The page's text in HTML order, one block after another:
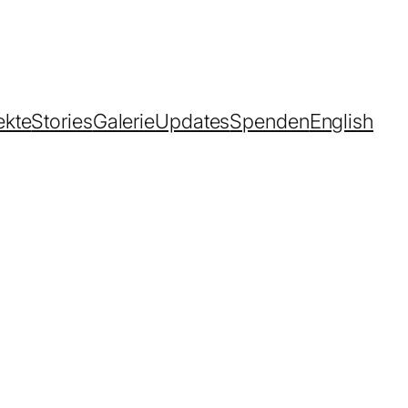
StoriesGalerieUpdatesSpendenEnglish